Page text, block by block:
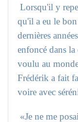
Lorsqu'il y
qu'il a eu le
dernières
enfoncé dans
voulu au
Frédérik a fait
voire avec
«Je ne me